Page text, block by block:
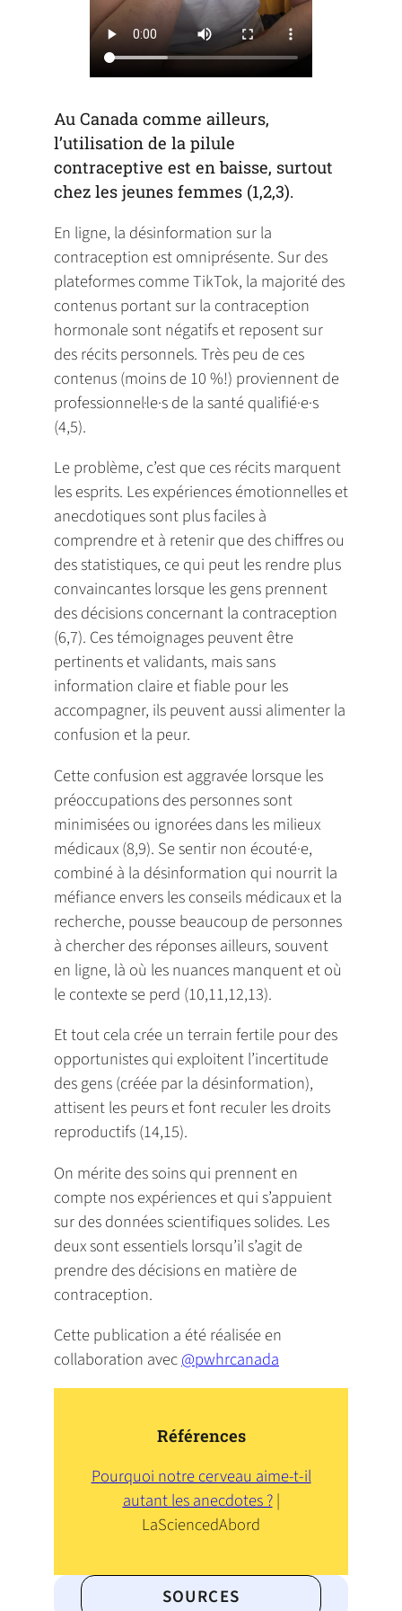
Au Canada comme ailleurs,
l’utilisation de la pilule
contraceptive est en baisse, surtout
chez les jeunes femmes (1,2,3).
En ligne, la désinformation sur la
contraception est omniprésente. Sur des
plateformes comme TikTok, la majorité des
contenus portant sur la contraception
hormonale sont négatifs et reposent sur
des récits personnels. Très peu de ces
contenus (moins de 10 %!) proviennent de
professionnel·le·s de la santé qualifié·e·s
(4,5).
Le problème, c’est que ces récits marquent
les esprits. Les expériences émotionnelles et
anecdotiques sont plus faciles à
comprendre et à retenir que des chiffres ou
des statistiques, ce qui peut les rendre plus
convaincantes lorsque les gens prennent
des décisions concernant la contraception
(6,7). Ces témoignages peuvent être
pertinents et validants, mais sans
information claire et fiable pour les
accompagner, ils peuvent aussi alimenter la
confusion et la peur.
Cette confusion est aggravée lorsque les
préoccupations des personnes sont
minimisées ou ignorées dans les milieux
médicaux (8,9). Se sentir non écouté·e,
combiné à la désinformation qui nourrit la
méfiance envers les conseils médicaux et la
recherche, pousse beaucoup de personnes
à chercher des réponses ailleurs, souvent
en ligne, là où les nuances manquent et où
le contexte se perd (10,11,12,13).
Et tout cela crée un terrain fertile pour des
opportunistes qui exploitent l’incertitude
des gens (créée par la désinformation),
attisent les peurs et font reculer les droits
reproductifs (14,15).
On mérite des soins qui prennent en
compte nos expériences et qui s’appuient
sur des données scientifiques solides. Les
deux sont essentiels lorsqu’il s’agit de
prendre des décisions en matière de
contraception.
Cette publication a été réalisée en
collaboration avec@pwhrcanada
o
s
i
n
Références
Pourquoi notre cerveau aime-t-il
autant les anecdotes ?|
LaSciencedAbord
SOURCES